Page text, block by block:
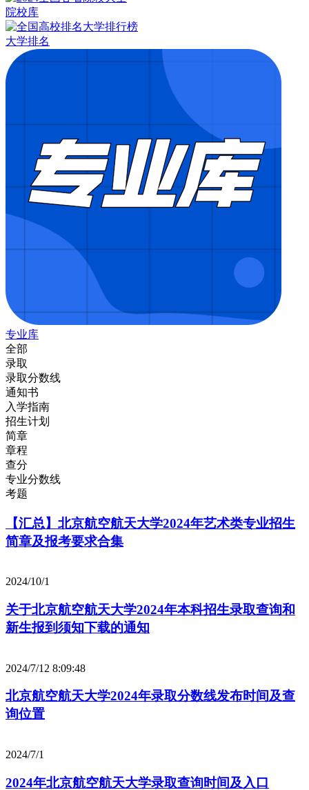
院校库
大学排名
专业库
全部
录取
录取分数线
通知书
入学指南
招生计划
简章
章程
查分
专业分数线
考题
【汇总】北京航空航天大学2024年艺术类专业招生
简章及报考要求合集
2024/10/1
关于北京航空航天大学2024年本科招生录取查询和
新生报到须知下载的通知
2024/7/12 8:09:48
北京航空航天大学2024年录取分数线发布时间及查
询位置
2024/7/1
2024年北京航空航天大学录取查询时间及入口